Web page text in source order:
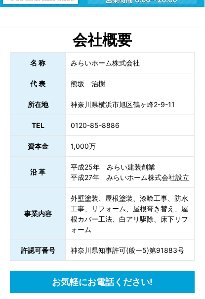
会社概要
名 称 みらいホーム株式会社
代 表 熊坂 治樹
所在地 神奈川県横浜市旭区鶴ヶ峰2-9-11
TEL 0120-85-8886
資本金 1,000万
沿 革
平成25年 みらい建装創業
平成27年 みらいホーム株式会社設立
事業内容
外壁塗装、屋根塗装、漆喰工事、防水
工事、リフォーム、屋根葺き替え、屋
根カバー工法、白アリ駆除、床下リフ
ォーム
許認可番号 神奈川県知事許可(般ー5)第91883号
お気軽にお電話ください!